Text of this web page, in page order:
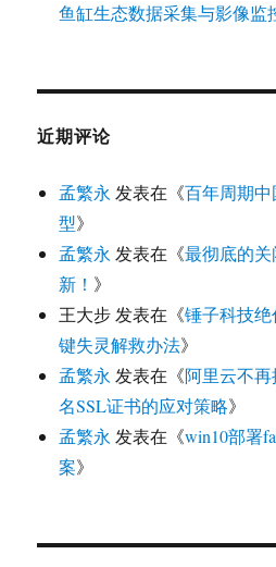
鱼缸生态数据采集与影像监
近期评论
孟繁永 发表在《百年周期
型》
孟繁永 发表在《最彻底的关
新！ 》
王大步 发表在《锤子科技
键失灵解救办法》
孟繁永 发表在《阿里云不
名SSL证书的应对策略》
孟繁永 发表在《win10部署
案》